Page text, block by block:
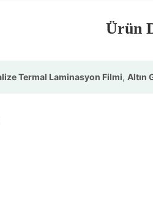
Ürün
Termal Laminasyon Filmi, Altın